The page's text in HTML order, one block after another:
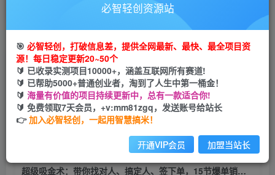
搭建同款网站，自己当老板
超级吸金术：带你找对人、搞定人、签下单，15节
爆单销售成交课
必智轻创
2年前发布
关注
1020 107
超级吸金术：带你找对人、搞定人、签下单，15节爆单销售成交课
必智轻创资源站
🎯 必智轻创，打破信息差，提供全网最新、最快、最全项目资
源！每日稳定更新20~50个
🔰 已收录实测项目10000+，涵盖互联网所有赛道!
🔰 已帮助5000+普通创业者，淘到了人生中第一桶金！
🔰 海量有价值的项目持续更新中，总有一款适合你!
🔰 免费领取7天会员，+v:mm81zgq，发送账号给站长
👉加入必智轻创，一起用智慧搞米！
开通VIP会员 加盟当站长